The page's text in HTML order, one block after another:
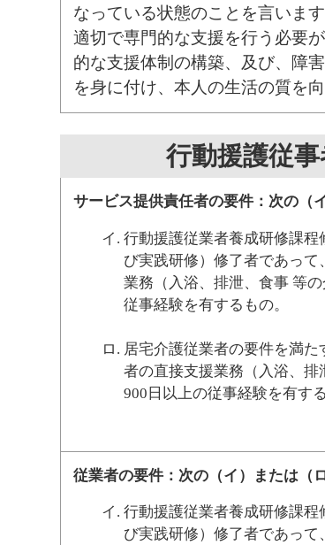
なっている状態のことを言います
適切で専門的な支援を行う必要
的な支援体制の構築、及び、障
を身に付け、本人の生活の質を
行動援護従
サービス提供責任者の要件：次の（
行動援護従業者養成研修課
び実践研修）修了者であっ
業務（入浴、排泄、食事 等
従事経験を有するもの。
居宅介護従業者の要件を満
者の直接支援業務（入浴、
900日以上の従事経験を有する
従業者の要件：次の（イ）または（
行動援護従業者養成研修課
び実践研修）修了者であっ